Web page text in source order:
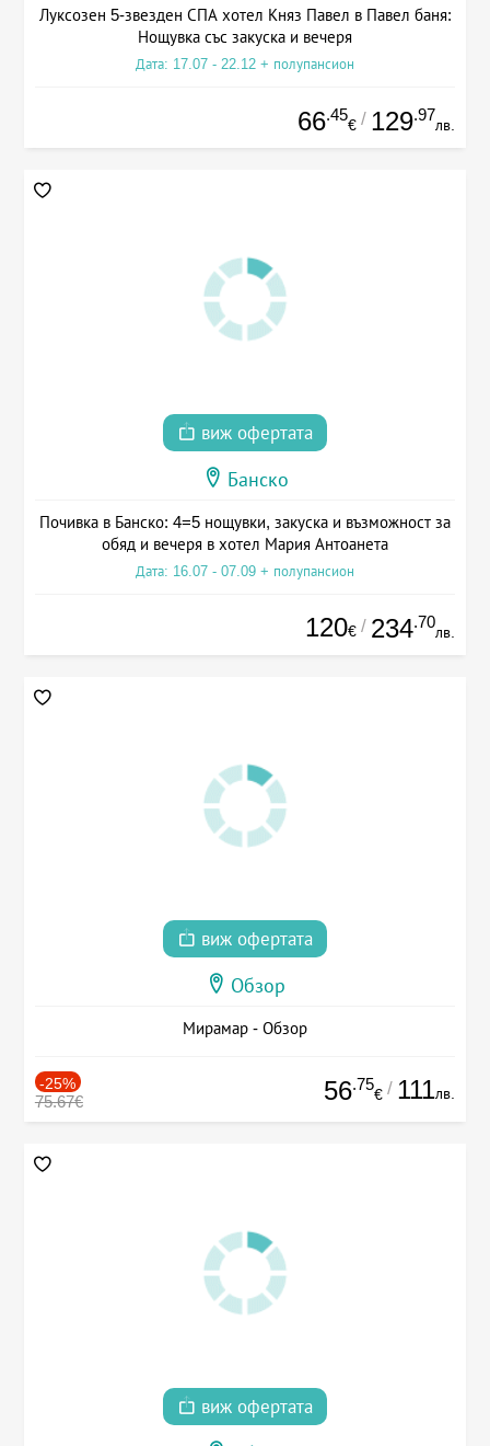
Луксозен 5-звезден СПА хотел Княз Павел в Павел баня:
Нощувка със закуска и вечеря
Дата: 17.07 - 22.12 + полупансион
66.45
€ / 129.97
лв.
виж офертата
Банско
Почивка в Банско: 4=5 нощувки, закуска и възможност за
обяд и вечеря в хотел Мария Антоанета
Дата: 16.07 - 07.09 + полупансион
120€ / 234.70
лв.
виж офертата
Обзор
Мирамар - Обзор
-25%
75.67€ 56.75
€ / 111лв.
виж офертата